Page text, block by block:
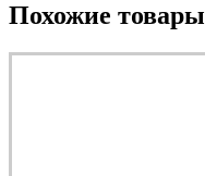
Похожие товары